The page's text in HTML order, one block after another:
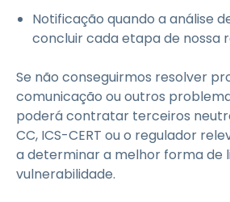
Notificação quando a análise
concluir cada etapa de nossa
Se não conseguirmos resolver
comunicação ou outros
poderá contratar terceiros
CC, ICS-CERT ou o regulador
a determinar a melhor forma de
vulnerabilidade.